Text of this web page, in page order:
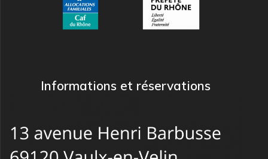
Informations et réservations